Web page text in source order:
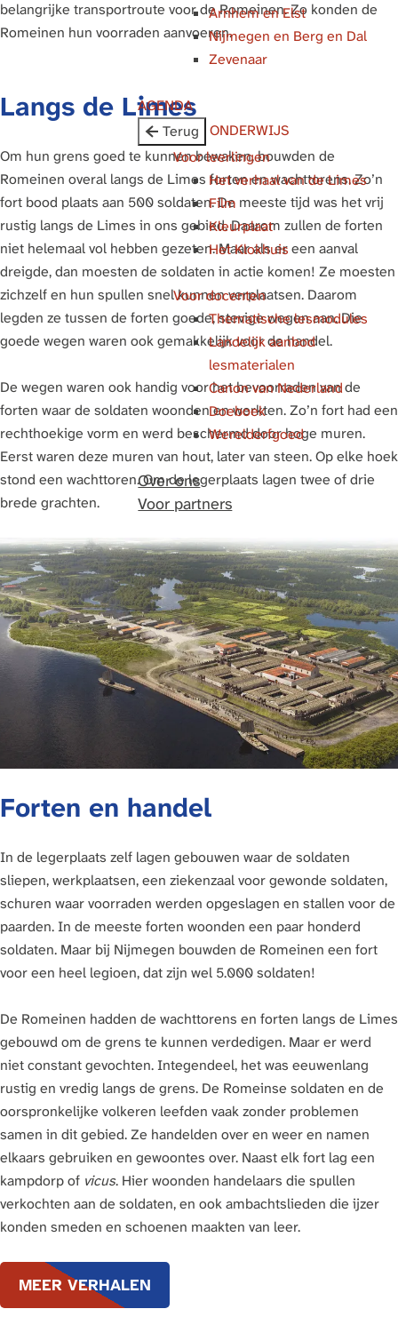
g
e
Arnhem en Elst
Nijmegen en Berg en Dal
Zevenaar
AGENDA
Terug
ONDERWIJS
Voor leerlingen
Het verhaal van de Limes
Film
Kleurplaat
Het Klokhuis
Voor docenten
Thematische lesmodules
Landelijk aanbod
lesmaterialen
Canon van Nederland
Doeboek
Werelderfgoed
Over ons
Voor partners
belangrijke transportroute voor de Romeinen. Zo konden de
Romeinen hun voorraden aanvoeren.
Langs de Limes
Om hun grens goed te kunnen bewaken, bouwden de
Romeinen overal langs de Limes forten en wachttorens. Zo’n
fort bood plaats aan 500 soldaten. De meeste tijd was het vrij
rustig langs de Limes in ons gebied. Daarom zullen de forten
niet helemaal vol hebben gezeten. Maar als er een aanval
dreigde, dan moesten de soldaten in actie komen! Ze moesten
zichzelf en hun spullen snel kunnen verplaatsen. Daarom
legden ze tussen de forten goede, stevige wegen aan. Die
goede wegen waren ook gemakkelijk voor de handel.
De wegen waren ook handig voor het bevoorraden van de
forten waar de soldaten woonden en werkten. Zo’n fort had een
rechthoekige vorm en werd beschermd door hoge muren.
Eerst waren deze muren van hout, later van steen. Op elke hoek
stond een wachttoren. Om de legerplaats lagen twee of drie
brede grachten.
Forten en handel
In de legerplaats zelf lagen gebouwen waar de soldaten
sliepen, werkplaatsen, een ziekenzaal voor gewonde soldaten,
schuren waar voorraden werden opgeslagen en stallen voor de
paarden. In de meeste forten woonden een paar honderd
soldaten. Maar bij Nijmegen bouwden de Romeinen een fort
voor een heel legioen, dat zijn wel 5.000 soldaten!
De Romeinen hadden de wachttorens en forten langs de Limes
gebouwd om de grens te kunnen verdedigen. Maar er werd
niet constant gevochten. Integendeel, het was eeuwenlang
rustig en vredig langs de grens. De Romeinse soldaten en de
oorspronkelijke volkeren leefden vaak zonder problemen
samen in dit gebied. Ze handelden over en weer en namen
elkaars gebruiken en gewoontes over. Naast elk fort lag een
kampdorp of vicus. Hier woonden handelaars die spullen
verkochten aan de soldaten, en ook ambachtslieden die ijzer
konden smeden en schoenen maakten van leer.
MEER VERHALEN